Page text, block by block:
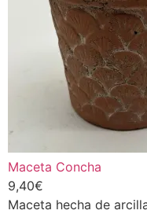
Maceta Concha
9,40€
Maceta hecha de